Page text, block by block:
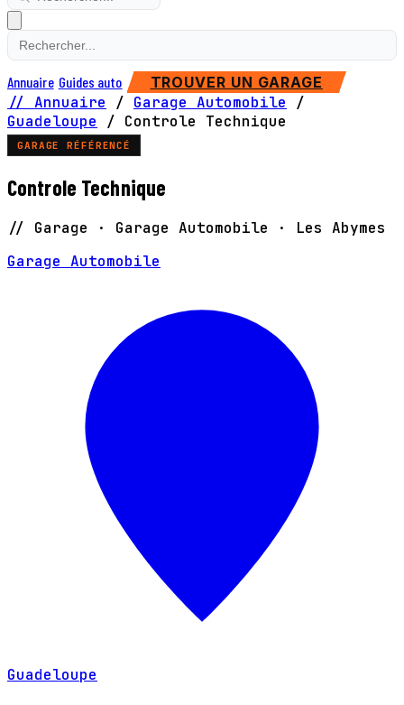
Annuaire Guides auto TROUVER UN GARAGE
// Annuaire / Garage Automobile
/
Guadeloupe
/ Controle Technique
GARAGE RÉFÉRENCÉ
Controle Technique
// Garage · Garage Automobile · Les Abymes
Garage Automobile
Guadeloupe